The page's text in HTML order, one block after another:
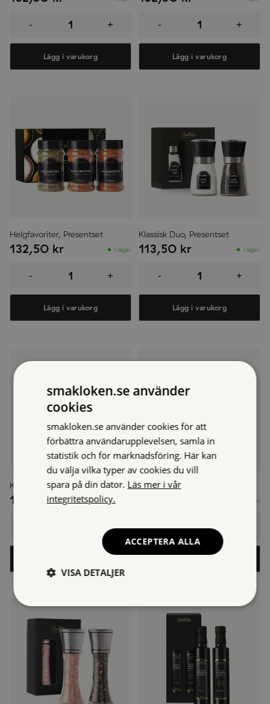
-
Presentset
mängd
+
Lägg i varukorg
-
Presentset
mängd
+
Lägg i varukorg
Helgfavoriter, Presentset
132,50 kr I lager
-
Presentset
mängd
+
Lägg i varukorg
Klassisk Duo, Presentset
113,50 kr I lager
-
Presentset
+
Lägg i varukorg
Kökets Duo, Presentset
151,40 kr I lager
+
Kryddig Duo, Presentset
I lager
-
Presentset
mängd
smakloken.se använder
cookies
smakloken.se använder cookies för att
förbättra användarupplevelsen, samla in
statistik och för marknadsföring. Här kan
du välja vilka typer av cookies du vill
spara på din dator. Läs mer i vår
integritetspolicy.
ACCEPTERA ALLA
VISA DETALJER